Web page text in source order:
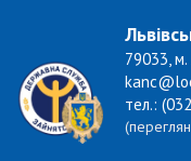
79033, м.
тел.: